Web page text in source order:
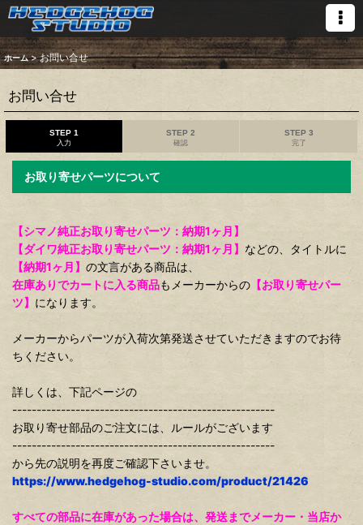
ホーム > お問い合せ
お問い合せ
STEP 1
入力
STEP 2
確認
STEP 3
完了
お取り寄せパーツについて
【シマノ純正お取り寄せパーツ：納期1ヶ月】
【ダイワ純正お取り寄せパーツ：納期1ヶ月】 などの、タイトルに
【納期1ヶ月】 の文言がある商品は、
在庫ありでカートに入る商品もメーカーからの 【お取り寄せパー
ツ】 になります。
メーカーからパーツが入荷次第発送させていただきますのでお待
ちください。
詳しくは、下記ページの
------------------------------------------------------
お取り寄せ部品のご注文には、ルールがございます
------------------------------------------------------
から先の説明を再度ご確認下さいませ。
https://www.hedgehog-studio.com/product/21426
すべての部品に在庫があった場合は、発送までメーカー・当店か